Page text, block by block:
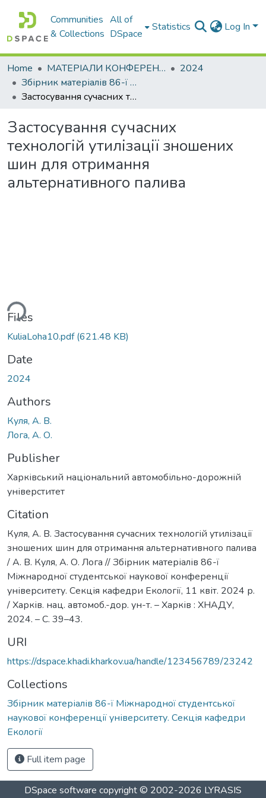
Communities
& Collections
All of
DSpace
Statistics Log In
Home МАТЕРІАЛИ КОНФЕРЕНЦІЙ
2024
Збірник матеріалів 86-ї Міжнародної студентської наукової конференції університету. Секція кафедри Екології
Застосування сучасних технологій утилізації зношених шин для отримання альтернативного палива
Застосування сучасних
технологій утилізації зношених
шин для отримання
альтернативного палива
Files
KuliaLoha10.pdf(621.48 KB)
Date
2024
Authors
Куля, А. В.
Лога, А. О.
Publisher
Харківський національний автомобільно-дорожній
універститет
Citation
Куля, А. В. Застосування сучасних технологій утилізації
зношених шин для отримання альтернативного палива
/ А. В. Куля, А. О. Лога // Збірник матеріалів 86-ї
Міжнародної студентської наукової конференції
університету. Секція кафедри Екології, 11 квіт. 2024 р.
/ Харків. нац. автомоб.-дор. ун-т. – Харків : ХНАДУ,
2024. – C. 39–43.
URI
https://dspace.khadi.kharkov.ua/handle/123456789/23242
Collections
Збірник матеріалів 86-ї Міжнародної студентської
наукової конференції університету. Секція кафедри
Екології
Full item page
DSpace software copyright © 2002-2026 LYRASIS